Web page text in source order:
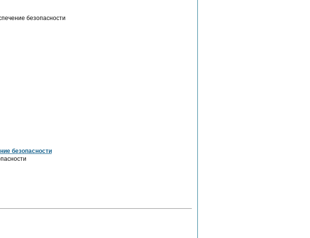
безопасности
безопасности